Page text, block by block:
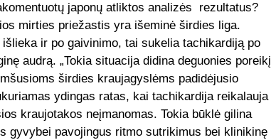
japonų atliktos analizės rezultatus?
mirties priežastis yra išeminė širdies liga.
ir po gaivinimo, tai sukelia tachikardiją po
audrą. „Tokia situacija didina deguonies poreikį
širdies kraujagyslėms padidėjusio
ydingas ratas, kai tachikardija reikalauja
kraujotakos neįmanomas. Tokia būklė gilina
gyvybei pavojingus ritmo sutrikimus bei klinikinę